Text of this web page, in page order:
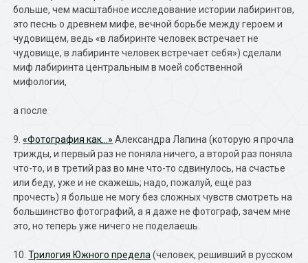
больше, чем масштабное исследование истории лабиринтов,
это песнь о древнем мифе, вечной борьбе между героем и
чудовищем, ведь «в лабиринте человек встречает не
чудовище, в лабиринте человек встречает себя») сделали
миф лабиринта центральным в моей собственной
мифологии,
а после
9.«Фотография как…» Александра Лапина (которую я прочла
трижды, и первый раз не поняла ничего, а второй раз поняла
что-то, и в третий раз во мне что-то сдвинулось, на счастье
или беду, уже и не скажешь; надо, пожалуй, ещё раз
прочесть) я больше не могу без сложных чувств смотреть на
большинство фотографий, а я даже не фотограф, зачем мне
это, но теперь уже ничего не поделаешь.
10.Трилогия Южного предела (человек, решивший в русском